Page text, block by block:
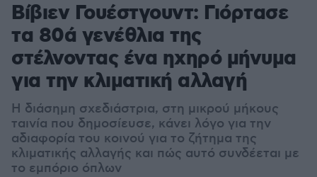
Βίβιεν Γουέστγουντ: Γιόρτασε
τα 80ά γενέθλια της
στέλνοντας ένα ηχηρό μήνυμα
για την κλιματική αλλαγή
Η διάσημη σχεδιάστρια, στη μικρού μήκους
ταινία που δημοσίευσε, κάνει λόγο για την
αδιαφορία του κοινού για το ζήτημα της
κλιματικής αλλαγής και πώς αυτό συνδέεται με
το εμπόριο όπλων